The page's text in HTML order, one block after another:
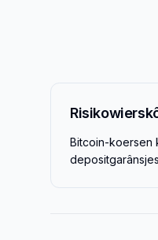
Bitcoin-koersen